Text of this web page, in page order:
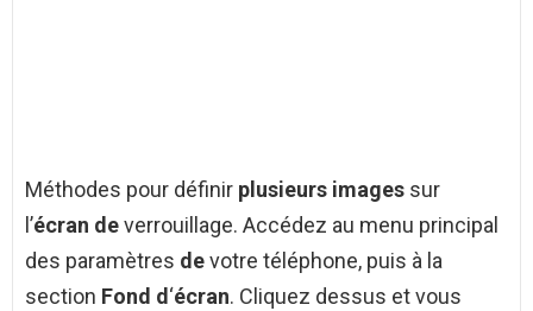
Méthodes pour définir plusieurs images sur
l’écran deverrouillage. Accédez au menu principal
des paramètres devotre téléphone, puis à la
section Fond d‘écran. Cliquez dessus et vous